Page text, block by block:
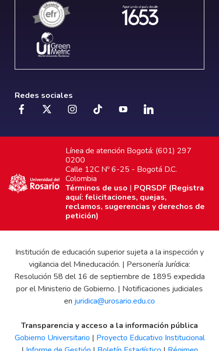
Redes sociales
Línea de atención Bogotá: (601) 297
0200
Calle 12C Nº 6-25 - Bogotá D.C.
Colombia
Términos de uso | PQRSDF (Registra
aquí: felicitaciones, quejas,
reclamos, sugerencias y derechos de
petición)
Institución de educación superior sujeta a la inspección y
vigilancia del Mineducación. | Personería Jurídica:
Resolución 58 del 16 de septiembre de 1895 expedida
por el Ministerio de Gobierno. | Notificaciones judiciales
en juridica@urosario.edu.co
Transparencia y acceso a la información pública
Gobierno Universitario | Proyecto Educativo Institucional